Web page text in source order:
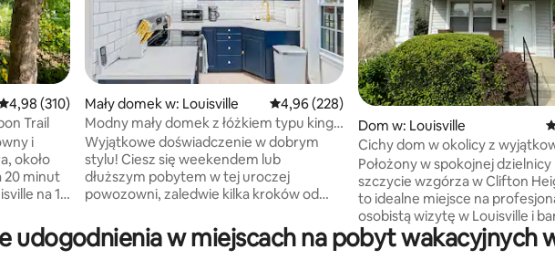
ocena: 4,98 na 5, liczba recenzji: 310
4,98 (310)
Trail
i
około
20 minut
na 13
pełna
na
Mały domek w: Louisville Średnia ocena: 4,96 na 5, liczba recenzji: 228
4,96 (228)
Modny mały domek z łóżkiem typu king-
size
Wyjątkowe doświadczenie w dobrym
stylu! Ciesz się weekendem lub
dłuższym pobytem w tej uroczej
powozowni, zaledwie kilka kroków od
lokalnych sklepów. Lokalizacja jest
idealna! Wewnątrz znajdziesz w pełni
Dom w: Louisville
Cichy dom w okolicy z
lokalizacją
Położony w spokojnej dzielnicy
szczycie wzgórza w Clifton
to idealne miejsce na
osobistą wizytę w Louisville i
przyjazne dla zwierząt. W
można dotrzeć do śródmieścia,
udogodnienia w miejscach na pobyt wakacyjnych